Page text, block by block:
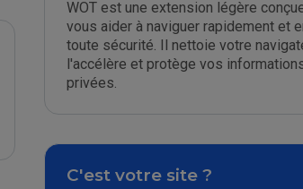
WOT est une extension légère
vous aider à naviguer rapidement et
toute sécurité. Il nettoie votre
l'accélère et protège vos
privées.
C'est votre site ?